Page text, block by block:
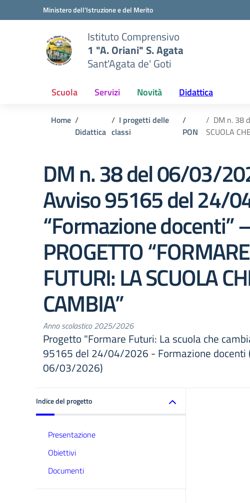
Vai ai contenuti
Vai al menu di navigazioneMinistero dell'Istruzione e del Merito
Istituto Comprensivo
1 "A. Oriani" S. Agata
Sant'Agata de' Goti
Scuola Servizi Novità Didattica
Home
Didattica
I progetti delle
classi
PON
DM n. 38
SCUOLA
DM n. 38 del 06/03/
Avviso 95165 del 24/
“Formazione docenti”
PROGETTO “FORMARE
FUTURI: LA SCUOLA
CAMBIA”
Anno scolastico 2025/2026
Progetto "Formare Futuri: La scuola che
95165 del 24/04/2026 - Formazione docenti
06/03/2026)
Indice del progetto
Presentazione
Obiettivi
Documenti